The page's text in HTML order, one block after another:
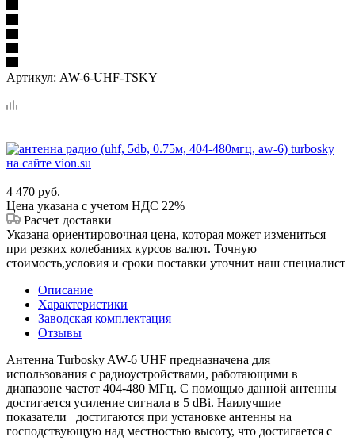
Артикул: AW-6-UHF-TSKY
4 470 руб.
Цена указана с учетом НДС 22%
Расчет доставки
Указана ориентировочная цена, которая может измениться
при резких колебаниях курсов валют. Точную
стоимость,условия и сроки поставки уточнит наш специалист
Описание
Характеристики
Заводская комплектация
Отзывы
Антенна Turbosky AW-6 UHF предназначена для
использования с радиоустройствами, работающими в
диапазоне частот 404-480 МГц. С помощью данной антенны
достигается усиление сигнала в 5 dBi. Наилучшие
показатели достигаются при установке антенны на
господствующую над местностью высоту, что достигается с